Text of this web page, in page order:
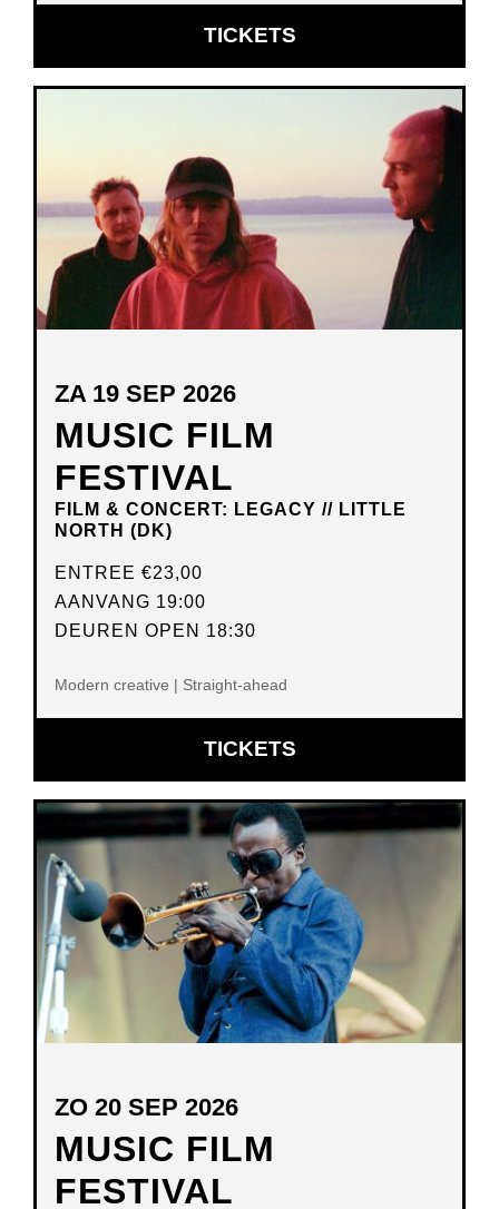
TICKETSOPENT
IN
VENSTER
MUSIC FILM
FESTIVAL
FILM & CONCERT: LEGACY // LITTLE
NORTH (DK)
ZA 19 SEP 2026
ENTREE €23,00
AANVANG 19:00
DEUREN OPEN 18:30
Modern creative | Straight-ahead
TICKETSOPENT
IN
NIEUW
VENSTER
MUSIC FILM
FESTIVAL
ZO 20 SEP 2026